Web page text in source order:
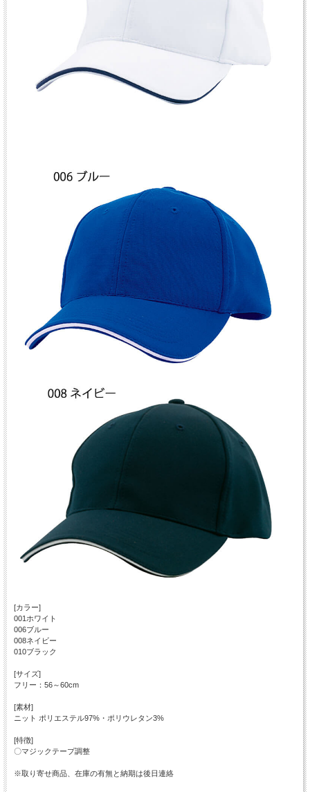
[カラー]
001ホワイト
006ブルー
008ネイビー
010ブラック
[サイズ]
フリー：56～60cm
[素材]
ニット ポリエステル97%・ポリウレタン3%
[特徴]
〇マジックテープ調整
※取り寄せ商品、在庫の有無と納期は後日連絡